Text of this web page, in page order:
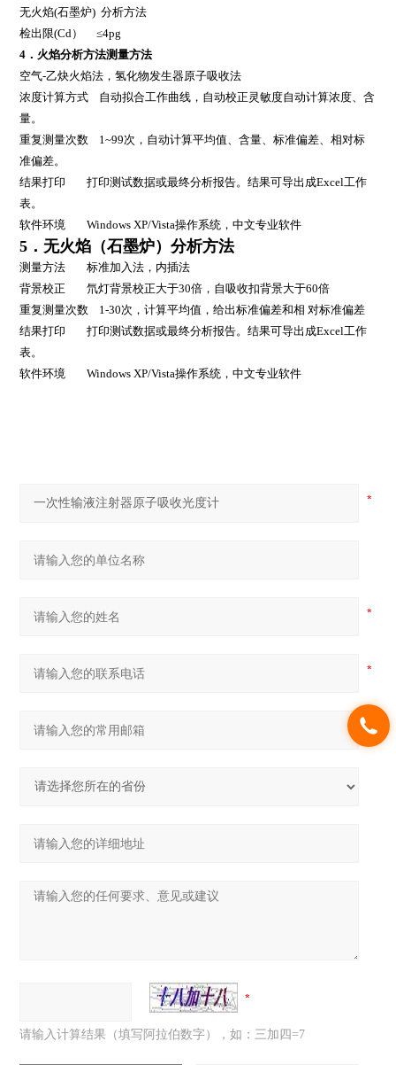
无火焰(石墨炉)分析方法
检出限(Cd）
≤4pg
4 ．火焰分析方法测量方法
空气-乙炔火焰法，氢化物发生器原子吸收法
浓度计算方式
自动拟合工作曲线，自动校正灵敏度自动计算浓度、含
量。
重复测量次数 1~99次，自动计算平均值、含量、标准偏差、相对标
准偏差。
结果打印
打印测试数据或最终分析报告。结果可导出成Excel工作
表。
软件环境 Windows XP/Vista操作系统，中文专业软件
5 ．无火焰（石墨炉）分析方法
测量方法
标准加入法，内插法
背景校正
氘灯背景校正大于30倍，自吸收扣背景大于60倍
重复测量次数 1-30次，计算平均值，给出标准偏差和相 对标准偏差
结果打印
打印测试数据或最终分析报告。结果可导出成Excel工作
表。
软件环境 Windows XP/Vista操作系统，中文专业软件
请输入计算结果（填写阿拉伯数字），如：三加四=7